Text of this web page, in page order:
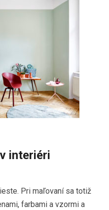
interiéri
Pri maľovaní sa totiž
farbami a vzormi a